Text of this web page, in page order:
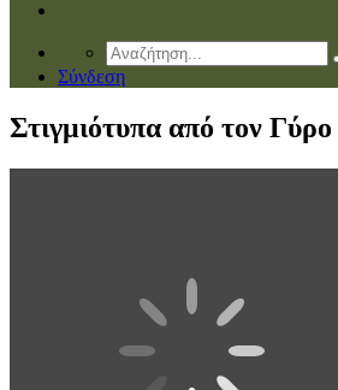
Σύνδεση
Στιγμιότυπα από τον Γύρο